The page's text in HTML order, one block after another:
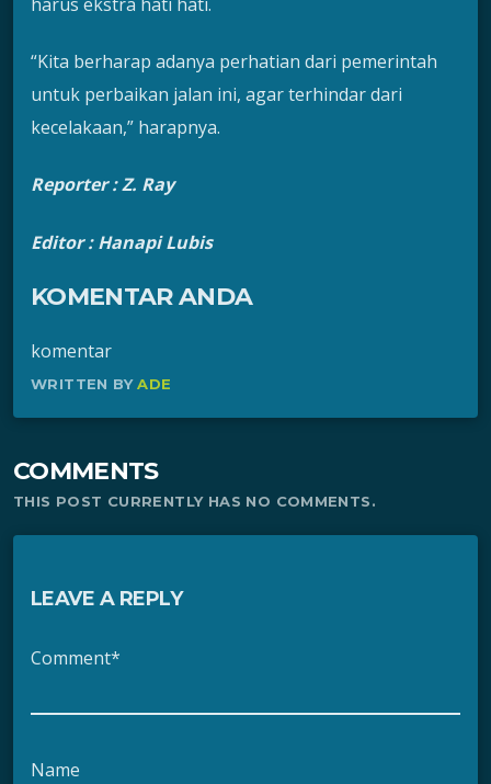
“Kita berharap adanya perhatian dari pemerintah
untuk perbaikan jalan ini, agar terhindar dari
kecelakaan,” harapnya.
Reporter : Z. Ray
Editor : Hanapi Lubis
KOMENTAR ANDA
komentar
WRITTEN BYADE
COMMENTS
THIS POST CURRENTLY HAS NO COMMENTS.
LEAVE A REPLY
Comment*
Name